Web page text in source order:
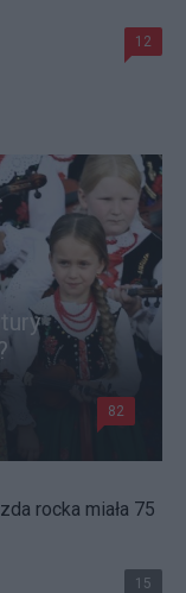
12
82
rocka miała 75
15